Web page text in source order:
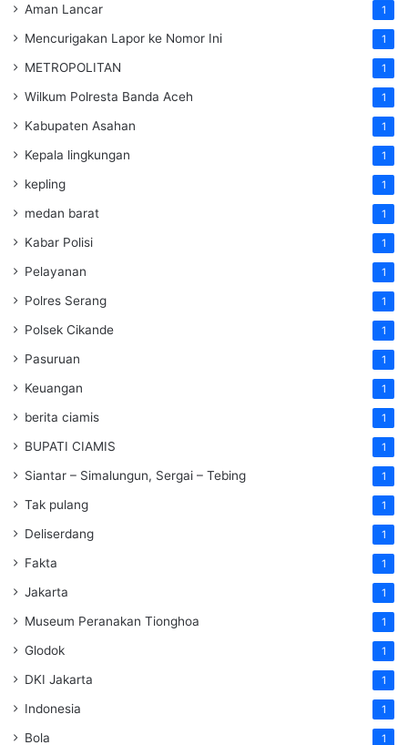
Aman Lancar 1
Mencurigakan Lapor ke Nomor Ini 1
METROPOLITAN 1
Wilkum Polresta Banda Aceh 1
Kabupaten Asahan 1
Kepala lingkungan 1
kepling 1
medan barat 1
Kabar Polisi 1
Pelayanan 1
Polres Serang 1
Polsek Cikande 1
Pasuruan 1
Keuangan 1
berita ciamis 1
BUPATI CIAMIS 1
Siantar – Simalungun, Sergai – Tebing 1
Tak pulang 1
Deliserdang 1
Fakta 1
Jakarta 1
Museum Peranakan Tionghoa 1
Glodok 1
DKI Jakarta 1
Indonesia 1
Bola 1